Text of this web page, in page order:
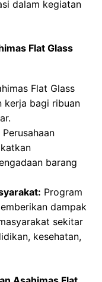
dalam kegiatan
Flat Glass
Flat Glass
kerja bagi ribuan
Perusahaan
barang
Program
dampak
sekitar
kesehatan,